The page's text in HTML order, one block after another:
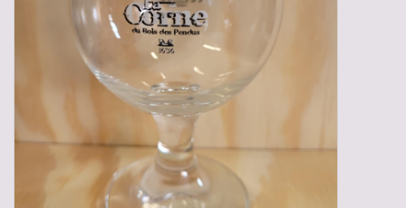
Lege kratten
Manden/Kratten